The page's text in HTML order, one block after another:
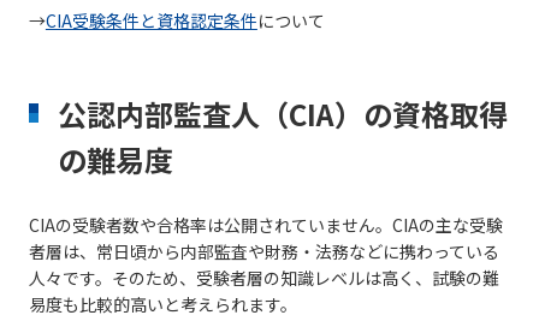
→CIA受験条件と資格認定条件について
公認内部監査人（CIA）の資格取得
の難易度
CIAの受験者数や合格率は公開されていません。CIAの主な受験
者層は、常日頃から内部監査や財務・法務などに携わっている
人々です。そのため、受験者層の知識レベルは高く、試験の難
易度も比較的高いと考えられます。